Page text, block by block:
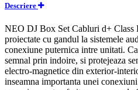
Descriere
NEO DJ Box Set Cabluri d+ Class
proiectate cu gandul la sistemele
conexiune puternica intre unitati.
semnal prin indoire, si protejeaza
electro-magnetice din exterior-
inseamna importanta unei